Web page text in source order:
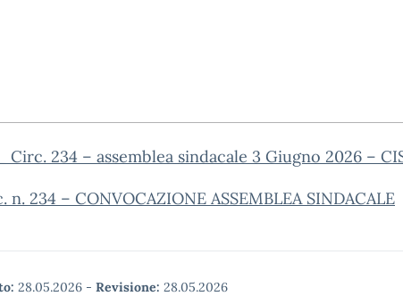
234 – assemblea sindacale 3 Giugno 2026 –
n. 234 – CONVOCAZIONE ASSEMBLEA SINDACALE
28.05.2026 - Revisione: 28.05.2026